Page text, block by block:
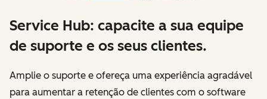
Service Hub: capacite a sua equipe
de suporte e os seus clientes.
Amplie o suporte e ofereça uma experiência agradável
para aumentar a retenção de clientes com o software